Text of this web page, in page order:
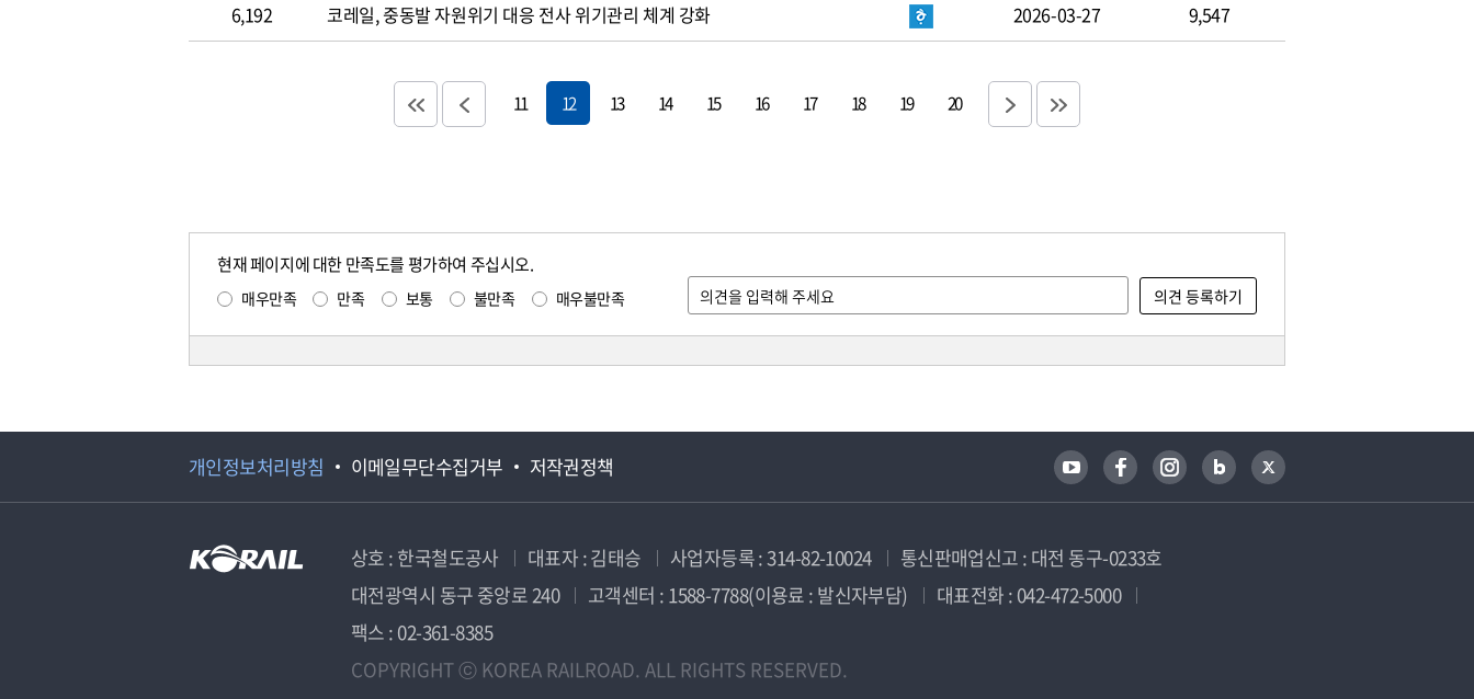
6,192 코레일, 중동발 자원위기 대응 전사 위기관리 체계 강화 2026-03-27 9,547
11 12 13 14 15 16 17 18 19 20
현재 페이지에 대한 만족도를 평가하여 주십시오.
매우만족 만족 보통 불만족 매우불만족
개인정보처리방침 이메일무단수집거부 저작권정책
상호 : 한국철도공사 대표자 : 김태승 사업자등록 : 314-82-10024
통신판매업신고 : 대전 동구-0233호
대전광역시 동구 중앙로 240
고객센터 : 1588-7788(이용료 : 발신자부담)
대표전화 : 042-472-5000
팩스 : 02-361-8385
COPYRIGHT ⓒ KOREA RAILROAD. ALL RIGHTS RESERVED.